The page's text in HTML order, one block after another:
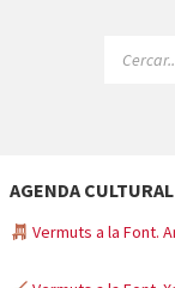
AGENDA CULTURAL
Vermuts a la Font.